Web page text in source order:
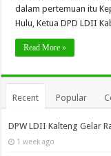
dalam pertemuan itu
Hulu, Ketua DPD LDII
Read More »
Recent Popular
DPW LDII Kalteng Gelar
1 week ago